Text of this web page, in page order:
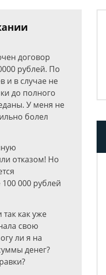
договор
рублей. По
и в случае не
до полного
У меня не
болел
отказом! Но
000 рублей
как уже
свою
ли я на
денег?